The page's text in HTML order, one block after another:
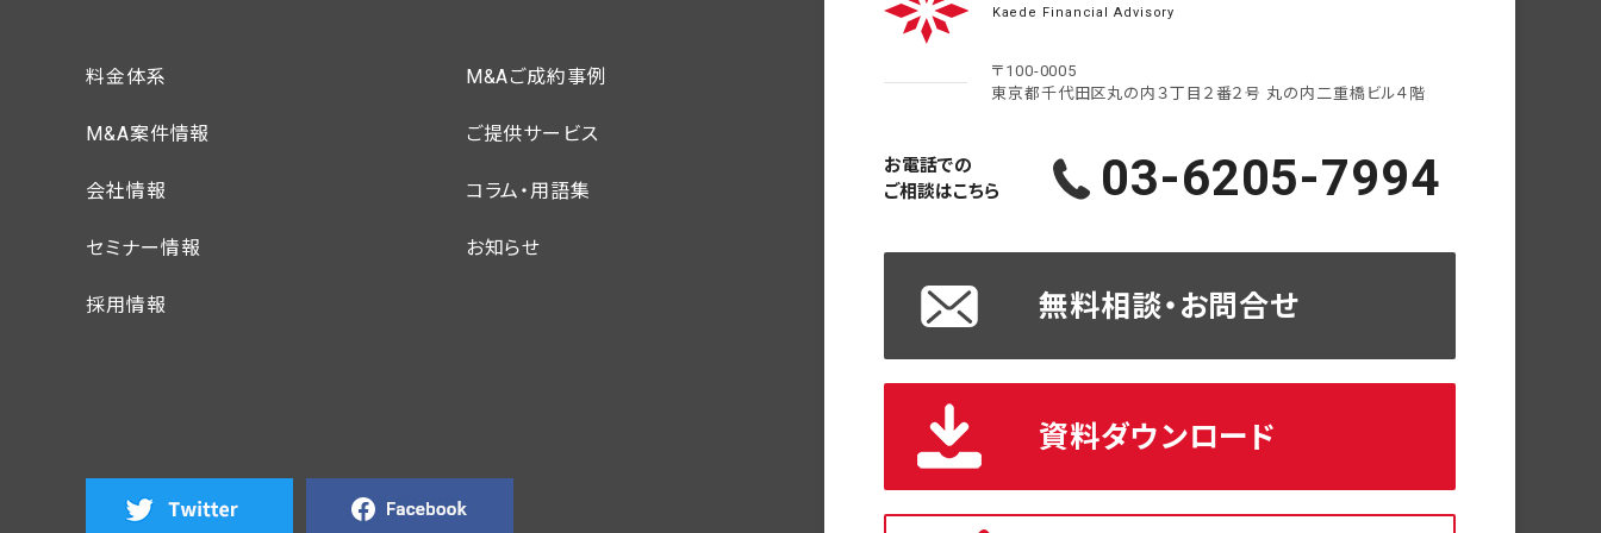
料金体系 M&Aご成約事例
M&A案件情報 ご提供サービス
会社情報 コラム・用語集
セミナー情報 お知らせ
採用情報
Kaede Financial Advisory
〒100-0005
東京都千代田区丸の内３丁目２番２号 丸の内二重橋ビル４階
お電話での
ご相談はこちら
03-6205-7994
無料相談・お問合せ
資料ダウンロード